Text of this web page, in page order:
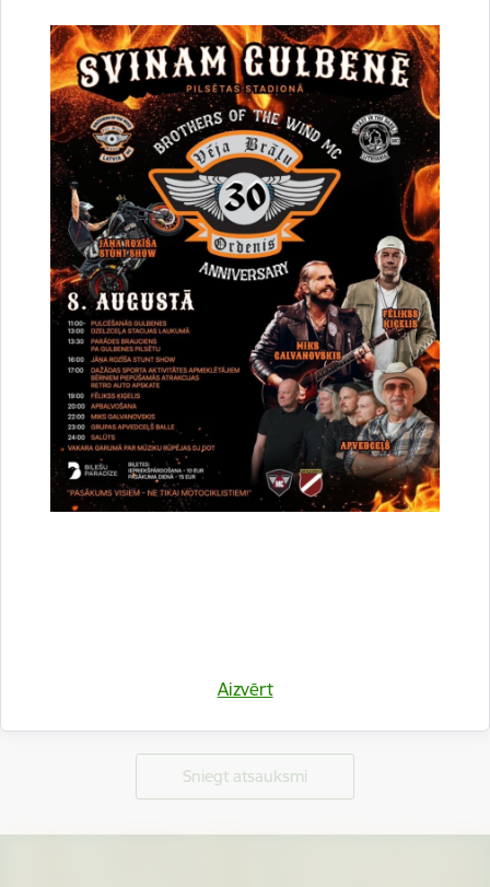
Aizvērt
Lejupielādēt:
Ligums_Rigas_luksofors.pdf
Drukāt lapu
Dalīties
Vai šī informācija bija noderīga?
Sniegt atsauksmi